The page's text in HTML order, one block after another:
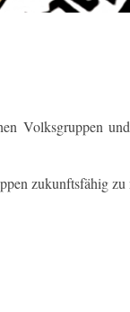
Volksgruppen
zukunftsfähig zu